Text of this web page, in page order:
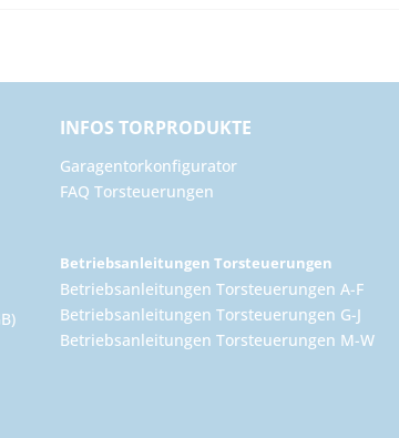
INFOS TORPRODUKTE
Garagentorkonfigurator
FAQ Torsteuerungen
Betriebsanleitungen Torsteuerungen
Betriebsanleitungen Torsteuerungen A-F
Betriebsanleitungen Torsteuerungen G-J
Betriebsanleitungen Torsteuerungen M-W